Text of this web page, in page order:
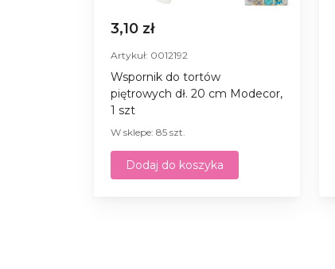
3,10 zł
Artykuł: 0012192
Wspornik do tortów
piętrowych dł. 20 cm Modecor,
1 szt
W sklepe: 85 szt.
Dodaj do koszyka